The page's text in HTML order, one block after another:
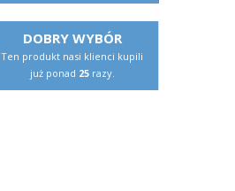
DOBRY WYBÓR
Ten produkt nasi klienci kupili
już ponad 25razy.